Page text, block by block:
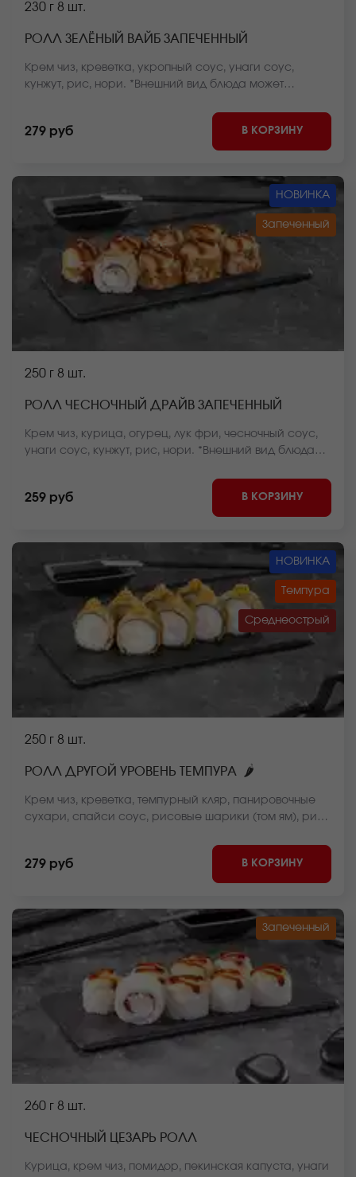
230 г 8 шт.
РОЛЛ ЗЕЛЁНЫЙ ВАЙБ ЗАПЕЧЕННЫЙ
Крем чиз, креветка, укропный соус, унаги соус,
кунжут, рис, нори. *Внешний вид блюда может
279 руб В КОРЗИНУ
НОВИНКА
Запеченный
250 г 8 шт.
РОЛЛ ЧЕСНОЧНЫЙ ДРАЙВ ЗАПЕЧЕННЫЙ
Крем чиз, курица, огурец, лук фри, чесночный соус,
унаги соус, кунжут, рис, нори. *Внешний вид блюда
259 руб В КОРЗИНУ
НОВИНКА
Темпура
Среднеострый
250 г 8 шт.
РОЛЛ ДРУГОЙ УРОВЕНЬ ТЕМПУРА 🌶
Крем чиз, креветка, темпурный кляр, панировочные
сухари, спайси соус, рисовые шарики (том ям), рис,
279 руб В КОРЗИНУ
Запеченный
260 г 8 шт.
ЧЕСНОЧНЫЙ ЦЕЗАРЬ РОЛЛ
Курица, крем чиз, помидор, пекинская капуста, унаги